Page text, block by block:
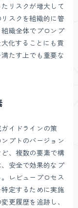
リスクが増大して
スクを組織的に管
織全体でプロンプ
化することにも貢
たす上でも重要な
イドラインの策
プトのバージョン
、複数の要素で構
安全で効果的なプ
レビュープロセス
定するために実施
更履歴を追跡し、